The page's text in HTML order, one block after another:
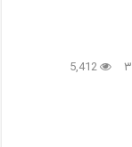
5,412